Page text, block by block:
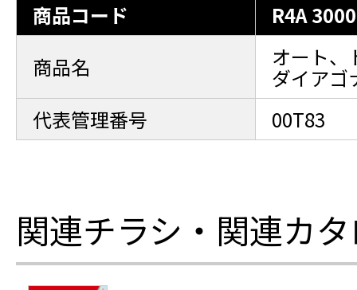
商品コード
R4A
商品名
オート、
ダイアゴ
代表管理番号
00T83
関連チラシ・関連カ